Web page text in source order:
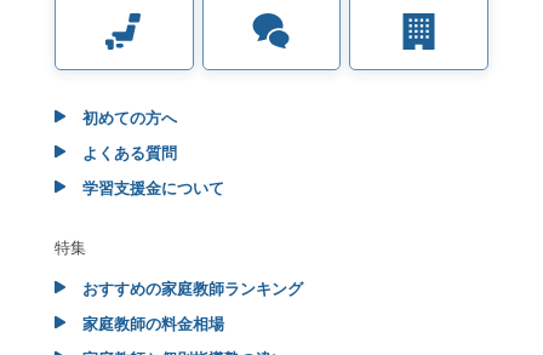
初めての方へ
よくある質問
学習支援金について
特集
おすすめの家庭教師ランキング
家庭教師の料金相場